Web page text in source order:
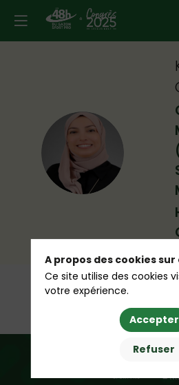
KO
A propos des cookies sur
Ce site utilise des cookies
votre expérience.
Accepter
Refuser